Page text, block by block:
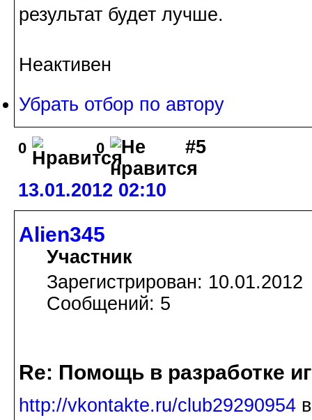
результат будет лучше.
Неактивен
Убрать отбор по автору
0 0 #5
13.01.2012 02:10
Alien345
Участник
Зарегистрирован: 10.01.2012
Сообщений: 5
Re: Помощь в разработке
http://vkontakte.ru/club29290954